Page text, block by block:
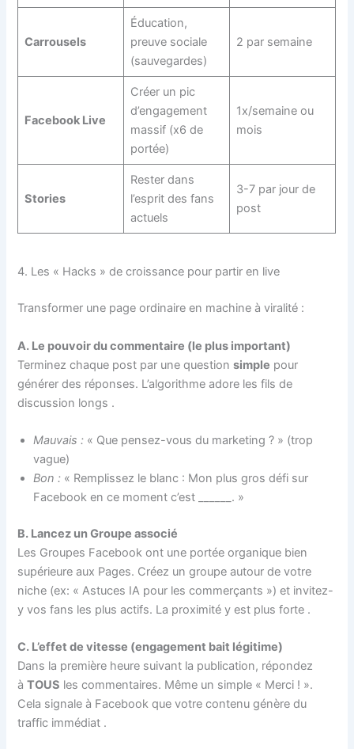
Carrousels
Éducation,
preuve sociale
(sauvegardes)
2 par semaine
Facebook Live
Créer un pic
d’engagement
massif (x6 de
portée)
1x/semaine ou
mois
Stories
Rester dans
l’esprit des fans
actuels
3-7 par jour de
post
4. Les « Hacks » de croissance pour partir en live
Transformer une page ordinaire en machine à viralité :
A. Le pouvoir du commentaire (le plus important)
Terminez chaque post par une questionsimple pour
générer des réponses. L’algorithme adore les fils de
discussion longs .
Mauvais : « Que pensez-vous du marketing ? » (trop
vague)
Bon : « Remplissez le blanc : Mon plus gros défi sur
Facebook en ce moment c’est ______. »
B. Lancez un Groupe associé
Les Groupes Facebook ont une portée organique bien
supérieure aux Pages. Créez un groupe autour de votre
niche (ex: « Astuces IA pour les commerçants ») et invitez-
y vos fans les plus actifs. La proximité y est plus forte .
C. L’effet de vitesse (engagement bait légitime)
Dans la première heure suivant la publication, répondez
àTOUS les commentaires. Même un simple « Merci ! ».
Cela signale à Facebook que votre contenu génère du
traffic immédiat .